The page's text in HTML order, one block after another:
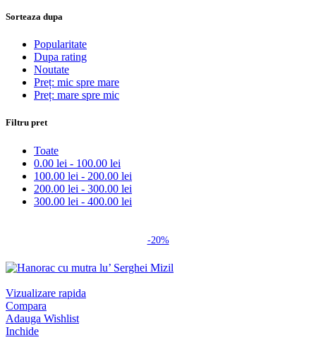
Sorteaza dupa
Popularitate
Dupa rating
Noutate
Preț: mic spre mare
Preț: mare spre mic
Filtru pret
Toate
0.00 lei - 100.00 lei
100.00 lei - 200.00 lei
200.00 lei - 300.00 lei
300.00 lei - 400.00 lei
-20%
Vizualizare rapida
Compara
Adauga Wishlist
Inchide